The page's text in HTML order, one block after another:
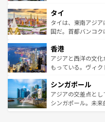
リティに包まれなが
覧を参照してほしい
急速な発展と共に伝
ーチミン市のフラ
醸し出している。
とつ。フォーやバイ
ひ現地で味わいた
が旅行者を迎えて
参照してほしい。
タイ
タイは、東南アジ
国だ。首都バンコ
の活気が交差してい
帯で自然と触れ合
いビーチでリゾー
激する。気候は一年
が待っている。親
た文化、そして多
香港
アジアと西洋の文
もっている。ヴィ
み、どこを訪れても
ており、効率よく
うな絶景から文化
シンガポール
アジアの交差点と
シンガポール。未